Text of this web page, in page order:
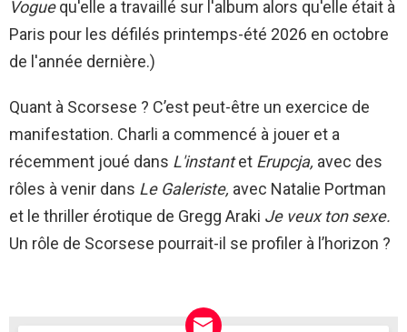
Voguequ'elle a travaillé sur l'album alors qu'elle était à
Paris pour les défilés printemps-été 2026 en octobre
de l'année dernière.)
Quant à Scorsese ? C’est peut-être un exercice de
manifestation. Charli a commencé à jouer et a
récemment joué dans L'instantet Erupcja, avec des
rôles à venir dans Le Galeriste, avec Natalie Portman
et le thriller érotique de Gregg Araki Je veux ton sexe.
Un rôle de Scorsese pourrait-il se profiler à l’horizon ?